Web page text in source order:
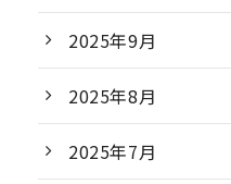
2025年9月
2025年8月
2025年7月